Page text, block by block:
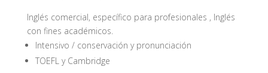
Inglés comercial, específico para profesionales , Inglés
con fines académicos.
Intensivo / conservación y pronunciación
TOEFL y Cambridge